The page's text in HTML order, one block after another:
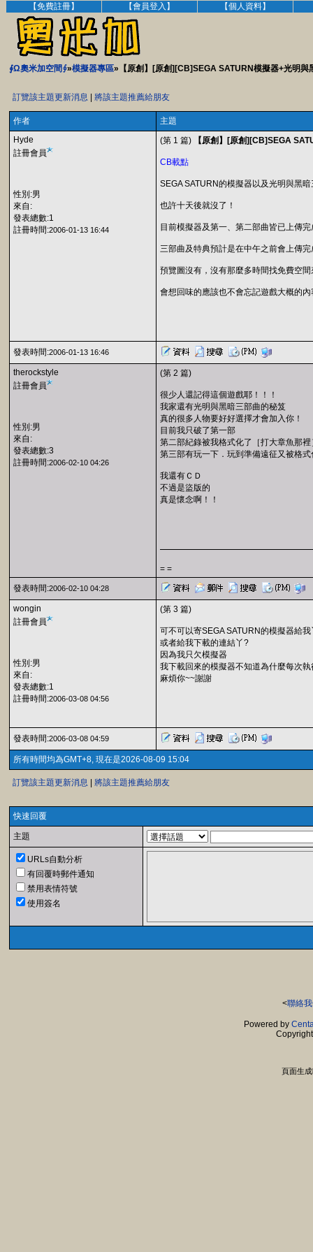
【免費註冊】 【會員登入】 【個人資料】
∮Ω奧米加空間∮»模擬器專區»【原創】[原創][CB]SEGA SATURN模擬器+光明與
訂覽該主題更新消息 將該主題推薦給朋友
作者
主題
Hyde
註冊會員
性別:男
來自:
發表總數:1
註冊時間:2006-01-13 16:44
(第 1 篇) 【原創】[原創][CB]SEGA
CB載點
SEGA SATURN的模擬器以及光明與黑
也許十天後就沒了！
目前模擬器及第一、第二部曲皆已上傳完
三部曲及特典預計是在中午之前會上傳完
預覽圖沒有，沒有那麼多時間找免費空間
會想回味的應該也不會忘記遊戲大概的內
發表時間:2006-01-13 16:46
therockstyle
註冊會員
性別:男
來自:
發表總數:3
註冊時間:2006-02-10 04:26
(第 2 篇)
很少人還記得這個遊戲耶！！！
我家還有光明與黑暗三部曲的秘笈
真的很多人物要好好選擇才會加入你！
目前我只破了第一部
第二部紀錄被我格式化了［打大章魚那裡
第三部有玩一下．玩到準備遠征又被格
我還有ＣＤ
不過是盜版的
真是懷念啊！！
= =
發表時間:2006-02-10 04:28
wongin
註冊會員
性別:男
來自:
發表總數:1
註冊時間:2006-03-08 04:56
(第 3 篇)
可不可以寄SEGA SATURN的模擬器給我
或者給我下載的連結丫?
因為我只欠模擬器
我下載回來的模擬器不知道為什麼每次
麻煩你~~謝謝
發表時間:2006-03-08 04:59
所有時間均為GMT+8, 現在是2026-08-09 15:04
訂覽該主題更新消息 將該主題推薦給朋友
快速回覆
主題
URLs自動分析
有回覆時郵件通知
禁用表情符號
使用簽名
<聯絡
Powered by
頁面生